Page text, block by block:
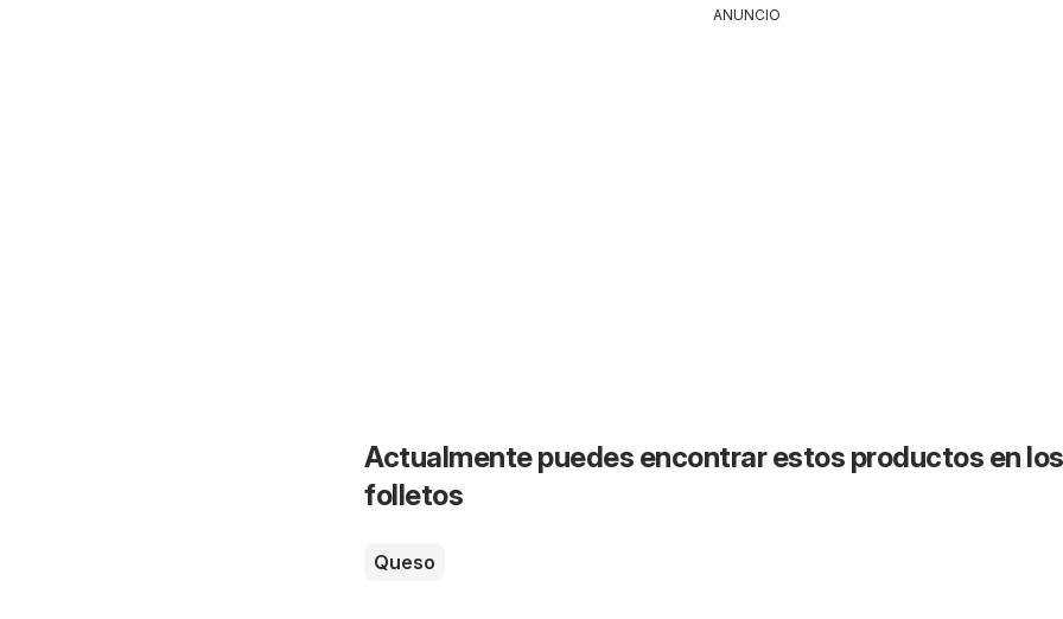
ANUNCIO
Actualmente puedes encontrar estos productos en los
folletos
Queso